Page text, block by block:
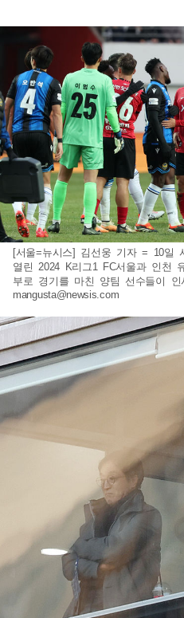
[서울=뉴시스] 김선웅 기자 = 10일
열린 2024 K리그1 FC서울과 인천
부로 경기를 마친 양팀 선수들이 인
mangusta@newsis.com